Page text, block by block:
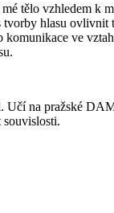
tělo vzhledem k
hlasu
ve
Učí na pražské